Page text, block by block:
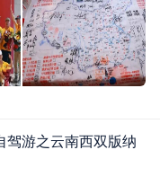
驾游之云南西双版纳